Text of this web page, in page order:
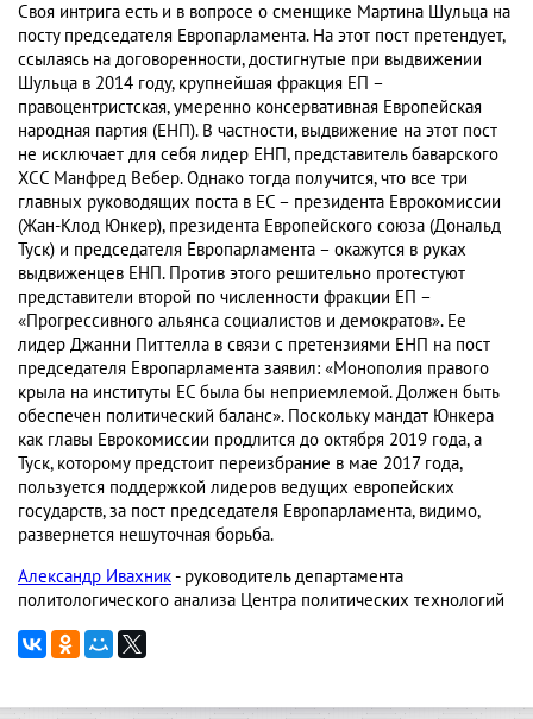
Своя интрига есть и в вопросе о сменщике Мартина Шульца на
посту председателя Европарламента. На этот пост претендует,
ссылаясь на договоренности, достигнутые при выдвижении
Шульца в 2014 году, крупнейшая фракция ЕП –
правоцентристская, умеренно консервативная Европейская
народная партия (ЕНП). В частности, выдвижение на этот пост
не исключает для себя лидер ЕНП, представитель баварского
ХСС Манфред Вебер. Однако тогда получится, что все три
главных руководящих поста в ЕС – президента Еврокомиссии
(Жан-Клод Юнкер), президента Европейского союза (Дональд
Туск) и председателя Европарламента – окажутся в руках
выдвиженцев ЕНП. Против этого решительно протестуют
представители второй по численности фракции ЕП –
«Прогрессивного альянса социалистов и демократов». Ее
лидер Джанни Питтелла в связи с претензиями ЕНП на пост
председателя Европарламента заявил: «Монополия правого
крыла на институты ЕС была бы неприемлемой. Должен быть
обеспечен политический баланс». Поскольку мандат Юнкера
как главы Еврокомиссии продлится до октября 2019 года, а
Туск, которому предстоит переизбрание в мае 2017 года,
пользуется поддержкой лидеров ведущих европейских
государств, за пост председателя Европарламента, видимо,
развернется нешуточная борьба.
Александр Ивахник- руководитель департамента
политологического анализа Центра политических технологий